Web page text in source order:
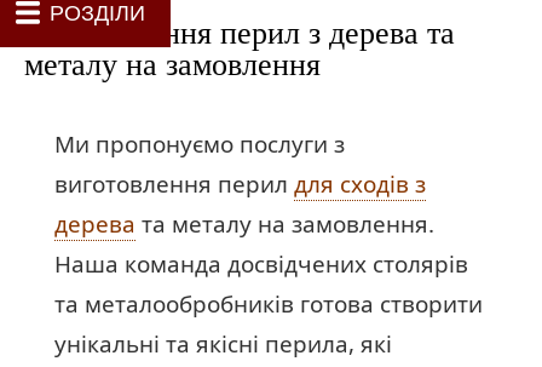
Виготовлення перил з дерева та
металу на замовлення
Ми пропонуємо послуги з
виготовлення перил для сходів з
дерева та металу на замовлення.
Наша команда досвідчених столярів
та металообробників готова створити
унікальні та якісні перила, які
РОЗДІЛИ